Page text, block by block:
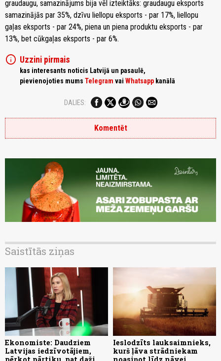
graudaugu, samazinājums bija vēl izteiktāks: graudaugu eksports
samazinājās par 35%, dzīvu liellopu eksports - par 17%, liellopu
gaļas eksports - par 24%, piena un piena produktu eksports - par
13%, bet cūkgaļas eksports - par 6%.
info Uzzini pirmais
kas interesants noticis Latvijā un pasaulē,
pievienojoties mums Telegram vai Whatsapp kanālā
DALIES:
Komentēt
Saistītās ziņas
Ekonomiste: Daudziem
Latvijas iedzīvotājiem,
Ieslodzīts lauksaimnieks,
kurš ļāva strādniekam